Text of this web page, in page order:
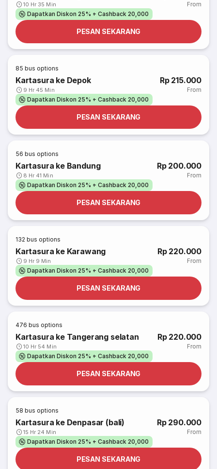
10 Hr 35 Min
From
Dapatkan Diskon 25% + Cashback 20,000
PESAN SEKARANG
85 bus options
Kartasura ke Depok
9 Hr 45 Min
Rp 215.000
From
Dapatkan Diskon 25% + Cashback 20,000
PESAN SEKARANG
56 bus options
Kartasura ke Bandung
8 Hr 41 Min
Rp 200.000
From
Dapatkan Diskon 25% + Cashback 20,000
PESAN SEKARANG
132 bus options
Kartasura ke Karawang
9 Hr 9 Min
Rp 220.000
From
Dapatkan Diskon 25% + Cashback 20,000
PESAN SEKARANG
476 bus options
Kartasura ke Tangerang selatan
10 Hr 54 Min
Rp 220.000
From
Dapatkan Diskon 25% + Cashback 20,000
PESAN SEKARANG
58 bus options
Kartasura ke Denpasar (bali)
15 Hr 24 Min
Rp 290.000
From
Dapatkan Diskon 25% + Cashback 20,000
PESAN SEKARANG